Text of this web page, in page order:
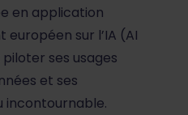
en application
sur l’IA (AI
ses usages
et ses
incontournable.